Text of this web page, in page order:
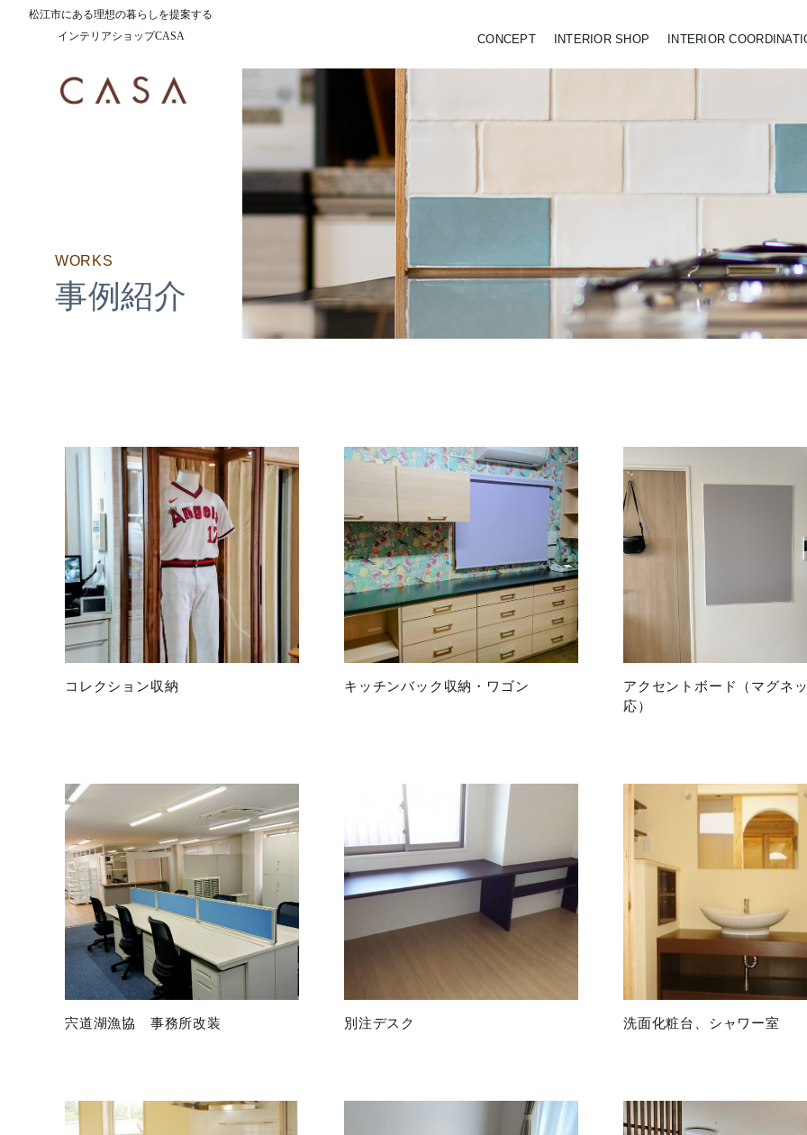
松江市にある理想の暮らしを提案する
インテリアショップCASA
CONCEPT INTERIOR SHOP INTERIOR
WORKS
事例紹介
コレクション収納 キッチンバック収納・ワゴン
アクセントボード（マグネ
応）
宍道湖漁協 事務所改装 別注デスク 洗面化粧台、シャワー室